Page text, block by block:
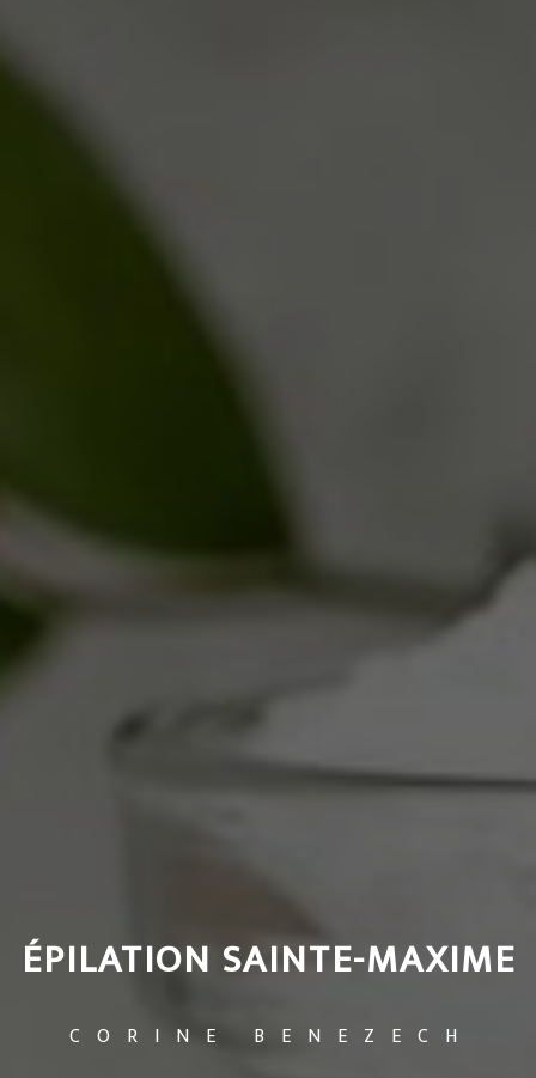
ÉPILATION SAINTE-MAXIME
CORINE BENEZECH